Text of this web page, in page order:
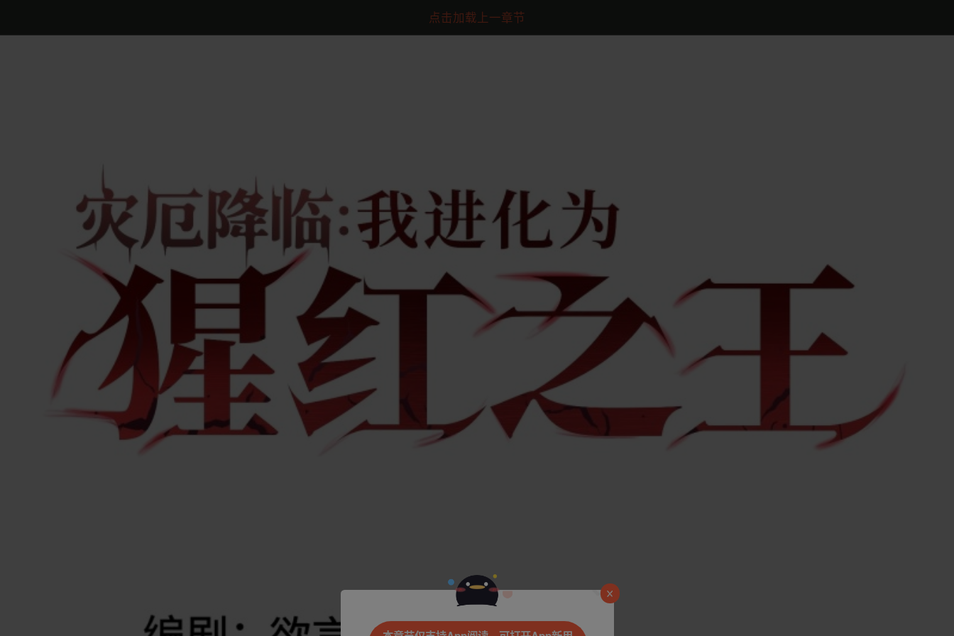
点击加载上一章节
是否前往腾漫App继续阅读